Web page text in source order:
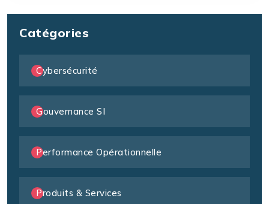
Catégories
Cybersécurité
Gouvernance SI
Performance Opérationnelle
Produits & Services